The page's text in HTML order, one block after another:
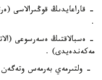
- قاراعايدىڭ قوڭىرالاسى
.
- ەسبالاقتىڭ ەسەرسوعى
مەكەندەيدى) .
- ولتىرمەي بەرمەس